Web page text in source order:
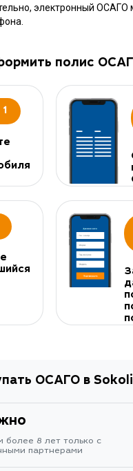
электронный ОСАГО
полис
ОСАГО в
более 8 лет только с
партнерами